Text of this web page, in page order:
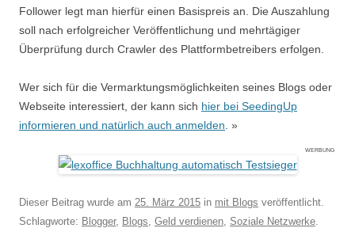
Follower legt man hierfür einen Basispreis an. Die Auszahlung
soll nach erfolgreicher Veröffentlichung und mehrtägiger
Überprüfung durch Crawler des Plattformbetreibers erfolgen.
Wer sich für die Vermarktungsmöglichkeiten seines Blogs oder
Webseite interessiert, der kann sich hier bei SeedingUp
informieren und natürlich auch anmelden . »
WERBUNG
Dieser Beitrag wurde am 25. März 2015 in mit Blogs veröffentlicht.
Schlagworte: Blogger, Blogs, Geld verdienen, Soziale Netzwerke.